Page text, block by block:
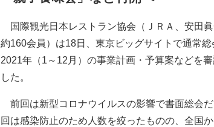
国際観光日本レストラン協会（ＪＲＡ、安田眞
約160会員）は18日、東京ビッグサイトで通常総
2021年（1～12月）の事業計画・予算案などを
した。
前回は新型コロナウイルスの影響で書面総会
回は感染防止のため人数を絞ったものの、全国